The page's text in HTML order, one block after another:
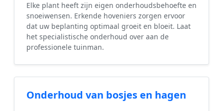
Elke plant heeft zijn eigen onderhoudsbehoefte en
snoeiwensen. Erkende hoveniers zorgen ervoor
dat uw beplanting optimaal groeit en bloeit. Laat
het specialistische onderhoud over aan de
professionele tuinman.
Onderhoud van bosjes en hagen